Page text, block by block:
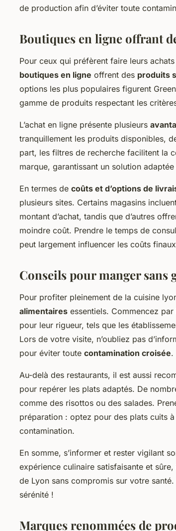
de production afin d’éviter toute
Boutiques en ligne offrant
Pour ceux qui préfèrent faire leurs
boutiques en ligne offrent des produits
options les plus populaires figurent
gamme de produits respectant les
L’achat en ligne présente plusieurs
tranquillement les produits disponibles,
part, les filtres de recherche facilitent la
marque, garantissant un solution
En termes de coûts et d’options de
plusieurs sites. Certains magasins
montant d’achat, tandis que d’autres
moindre coût. Prendre le temps de
peut largement influencer les coûts
Conseils pour manger sans
Pour profiter pleinement de la cuisine
alimentaires essentiels. Commencez
pour leur rigueur, tels que les
Lors de votre visite, n’oubliez pas
pour éviter toute contamination croisée.
Au-delà des restaurants, il est aussi
pour repérer les plats adaptés. De
comme des risottos ou des salades.
préparation : optez pour des plats cuits
contamination.
En somme, s’informer et rester vigilant
expérience culinaire satisfaisante et
de Lyon sans compromis sur votre
sérénité !
Marques renommées de